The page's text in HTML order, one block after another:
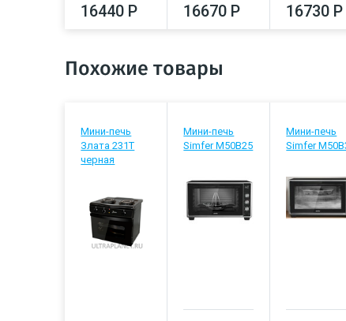
16440 Р 16670 Р 16730 Р
Похожие товары
Мини-печь
Злата 231Т
черная
Мини-печь
Simfer M50B25
Мини-печь
Simfer